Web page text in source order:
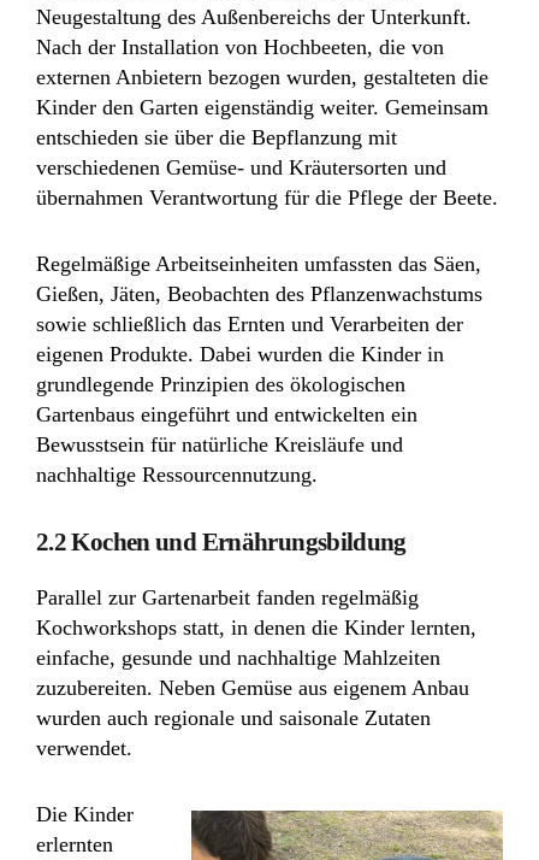
Neugestaltung des Außenbereichs der Unterkunft.
Nach der Installation von Hochbeeten, die von
externen Anbietern bezogen wurden, gestalteten die
Kinder den Garten eigenständig weiter. Gemeinsam
entschieden sie über die Bepflanzung mit
verschiedenen Gemüse- und Kräutersorten und
übernahmen Verantwortung für die Pflege der Beete.
Regelmäßige Arbeitseinheiten umfassten das Säen,
Gießen, Jäten, Beobachten des Pflanzenwachstums
sowie schließlich das Ernten und Verarbeiten der
eigenen Produkte. Dabei wurden die Kinder in
grundlegende Prinzipien des ökologischen
Gartenbaus eingeführt und entwickelten ein
Bewusstsein für natürliche Kreisläufe und
nachhaltige Ressourcennutzung.
2.2 Kochen und Ernährungsbildung
Parallel zur Gartenarbeit fanden regelmäßig
Kochworkshops statt, in denen die Kinder lernten,
einfache, gesunde und nachhaltige Mahlzeiten
zuzubereiten. Neben Gemüse aus eigenem Anbau
wurden auch regionale und saisonale Zutaten
verwendet.
Die Kinder
erlernten